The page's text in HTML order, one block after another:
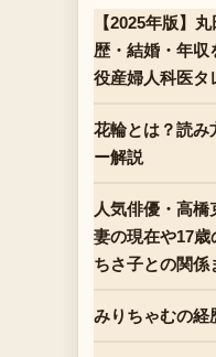
【2025年版】
歴・結婚・年収
役産婦人科医タ
花輪とは？読み
ー解説
人気俳優・高橋
妻の現在や17
ちさ子との関係
みりちゃむの経